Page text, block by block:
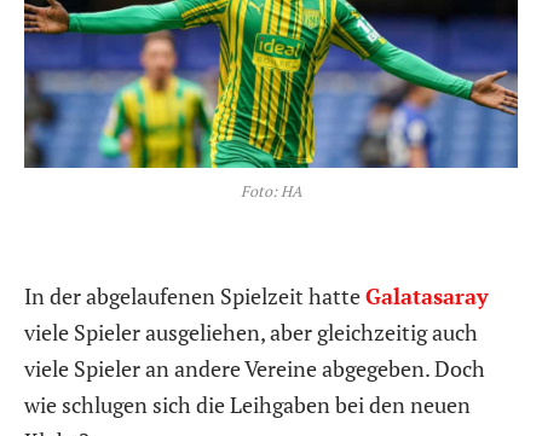
Foto: HA
In der abgelaufenen Spielzeit hatteGalatasaray
viele Spieler ausgeliehen, aber gleichzeitig auch
viele Spieler an andere Vereine abgegeben. Doch
wie schlugen sich die Leihgaben bei den neuen